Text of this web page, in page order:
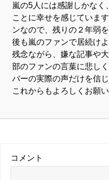
嵐の5人には感謝しかなく
ことに幸せを感じていま
ンなので、残りの２年弱
後も嵐のファンで居続け
残念ながら、嫌な記事や
部のファンの言葉に悲し
バーの実際の声だけを信
これからもよろしくお願い
コメント